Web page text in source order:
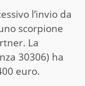
l’invio da
scorpione
La
30306) ha
euro.